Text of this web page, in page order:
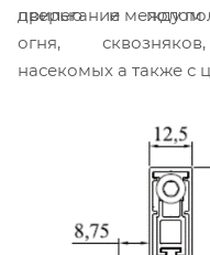
прилегание между
дверью и
огня,
насекомых а также с